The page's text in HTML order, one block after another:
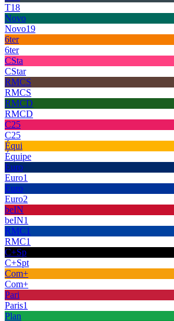
T18
Novo
Novo19
6ter
6ter
CSta
CStar
RMCS
RMCS
RMCD
RMCD
C25
C25
Équi
Équipe
Euro
Euro1
Euro
Euro2
beIN
beIN1
RMC1
RMC1
C+Sp
C+Spt
Com+
Com+
Pari
Paris1
Plan